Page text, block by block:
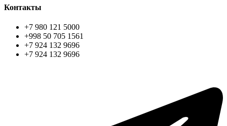
Контакты
+7 980 121 5000
+998 50 705 1561
+7 924 132 9696
+7 924 132 9696